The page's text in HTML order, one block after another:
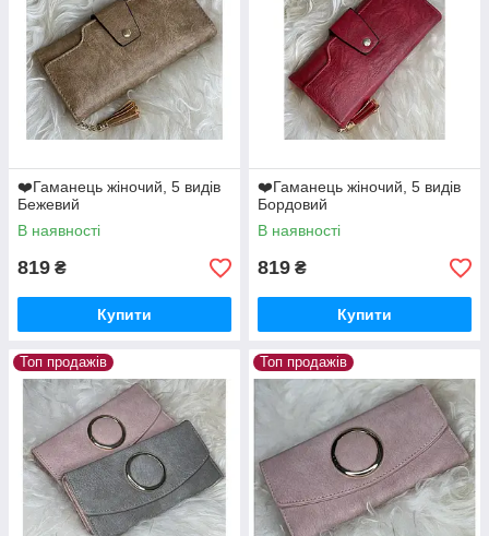
❤️Гаманець жіночий, 5 видів
Бежевий
В наявності
819 ₴
Купити
❤️Гаманець жіночий, 5 видів
Бордовий
В наявності
819 ₴
Купити
Топ продажів Топ продажів